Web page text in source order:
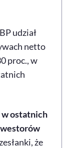
udział
netto
proc., w
w ostatnich
że